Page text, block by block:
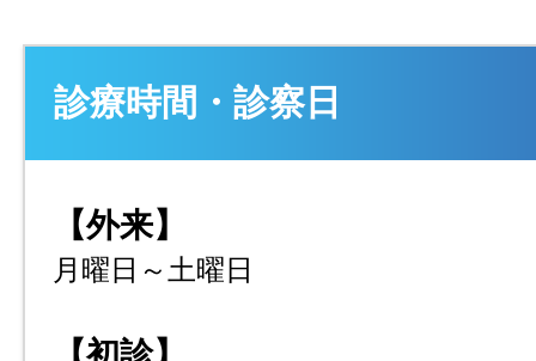
診療時間・診察日
【外来】
月曜日～土曜日